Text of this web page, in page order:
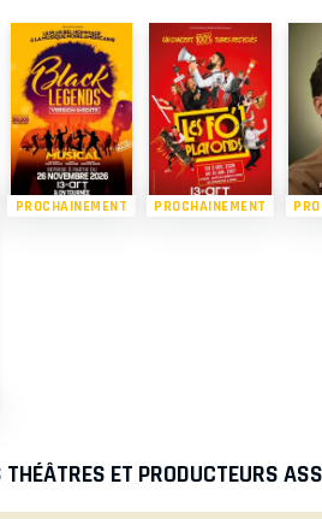
PROCHAINEMENT PROCHAINEMENT
THÉÂTRES ET PRODUCTEURS